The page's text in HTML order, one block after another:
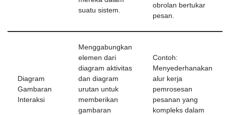
suatu sistem.
obrolan bertukar
pesan.
Diagram
Gambaran
Interaksi
Menggabungkan
elemen dari
diagram aktivitas
dan diagram
urutan untuk
memberikan
gambaran
Contoh:
Menyederhanakan
alur kerja
pemrosesan
pesanan yang
kompleks dalam